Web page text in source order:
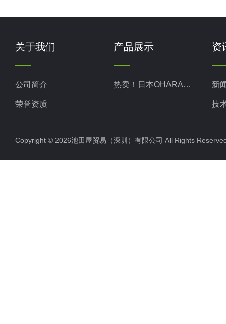
关于我们
公司简介
荣誉资质
产品展示
热卖！日本OHARA小原株式
资
新
技
Copyright © 2026池田屋贸易（深圳）有限公司 All Rights